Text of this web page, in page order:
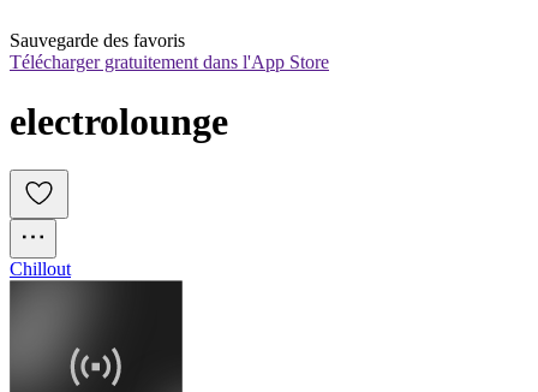
Sauvegarde des favoris
Télécharger gratuitement dans l'App Store
electrolounge
Chillout